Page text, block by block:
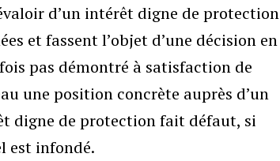
d’un intérêt digne de protection
et fassent l’objet d’une décision en
pas démontré à satisfaction de
une position concrète auprès d’un
digne de protection fait défaut, si
est infondé.